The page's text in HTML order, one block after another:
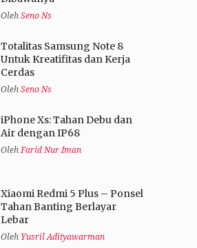
Oleh Seno Ns
Totalitas Samsung Note 8
Untuk Kreatifitas dan Kerja
Cerdas
Oleh Seno Ns
iPhone Xs: Tahan Debu dan
Air dengan IP68
OlehFarid Nur Iman
Xiaomi Redmi 5 Plus – Ponsel
Tahan Banting Berlayar
Lebar
Oleh Yusril Adityawarman